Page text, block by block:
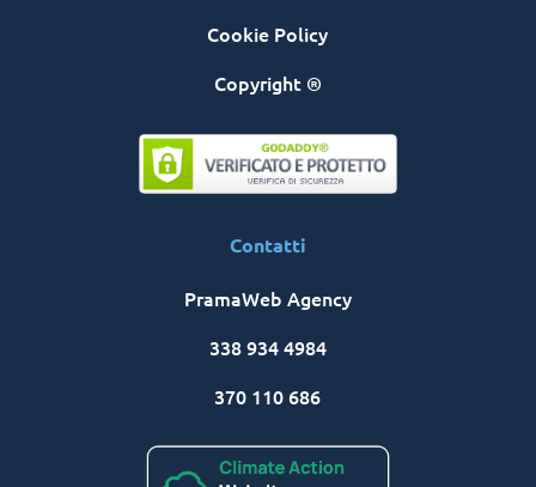
Cookie Policy
Copyright ®
Contatti
PramaWeb Agency
338 934 4984
370 110 686